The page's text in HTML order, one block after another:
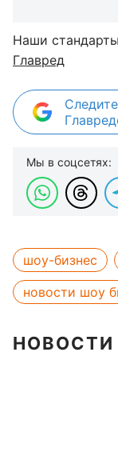
Наши
Главред
Мы в соцсетях:
шоу-бизнес
новости шоу
НОВОСТИ